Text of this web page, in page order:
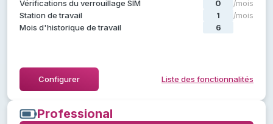
Vérifications du verrouillage SIM 0 /mois
Station de travail 1 /mois
Mois d'historique de travail 6
Configurer Liste des fonctionnalités
Évaluations et états personnalisés
Utiliser les étiquettes par défaut
Masquer la liste des fonctionnalités
Professional